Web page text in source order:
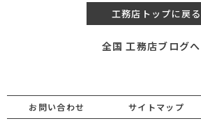
工務店トップに戻る
全国 工務店ブログへ
お問い合わせ サイトマップ